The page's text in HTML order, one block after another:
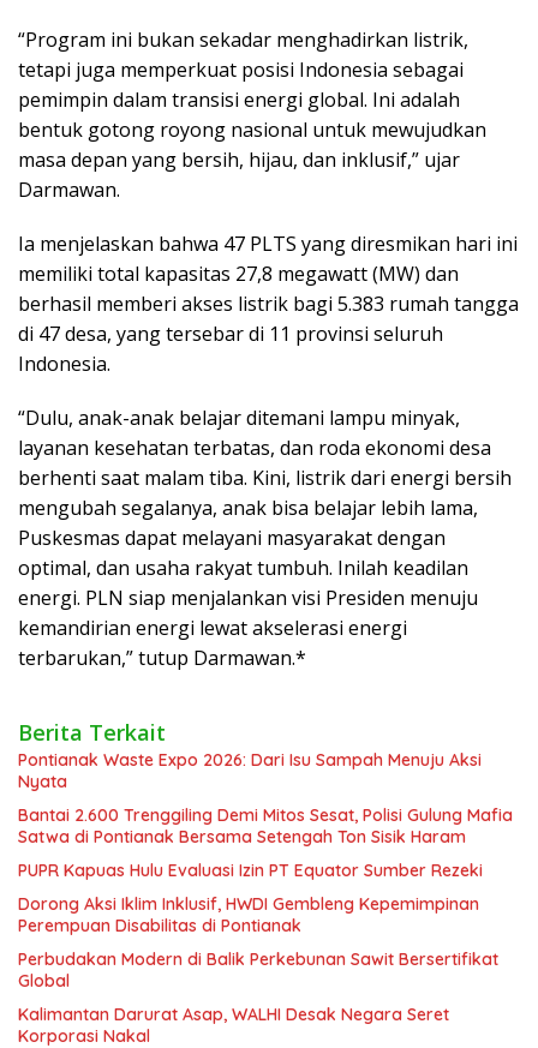
“Program ini bukan sekadar menghadirkan listrik,
tetapi juga memperkuat posisi Indonesia sebagai
pemimpin dalam transisi energi global. Ini adalah
bentuk gotong royong nasional untuk mewujudkan
masa depan yang bersih, hijau, dan inklusif,” ujar
Darmawan.
Ia menjelaskan bahwa 47 PLTS yang diresmikan hari ini
memiliki total kapasitas 27,8 megawatt (MW) dan
berhasil memberi akses listrik bagi 5.383 rumah tangga
di 47 desa, yang tersebar di 11 provinsi seluruh
Indonesia.
“Dulu, anak-anak belajar ditemani lampu minyak,
layanan kesehatan terbatas, dan roda ekonomi desa
berhenti saat malam tiba. Kini, listrik dari energi bersih
mengubah segalanya, anak bisa belajar lebih lama,
Puskesmas dapat melayani masyarakat dengan
optimal, dan usaha rakyat tumbuh. Inilah keadilan
energi. PLN siap menjalankan visi Presiden menuju
kemandirian energi lewat akselerasi energi
terbarukan,” tutup Darmawan.*
Berita Terkait
Pontianak Waste Expo 2026: Dari Isu Sampah Menuju Aksi
Nyata
Bantai 2.600 Trenggiling Demi Mitos Sesat, Polisi Gulung Mafia
Satwa di Pontianak Bersama Setengah Ton Sisik Haram
PUPR Kapuas Hulu Evaluasi Izin PT Equator Sumber Rezeki
Dorong Aksi Iklim Inklusif, HWDI Gembleng Kepemimpinan
Perempuan Disabilitas di Pontianak
Perbudakan Modern di Balik Perkebunan Sawit Bersertifikat
Global
Kalimantan Darurat Asap, WALHI Desak Negara Seret
Korporasi Nakal